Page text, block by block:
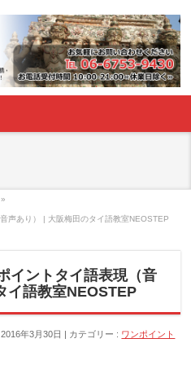
»
声あり） | 大阪梅田のタイ語教室NEOSTEP
イントタイ語表現（音
イ語教室NEOSTEP
年3月30日 カテゴリー : ワンポイント